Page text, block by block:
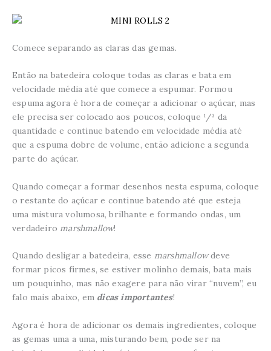
Comece separando as claras das gemas.
Então na batedeira coloque todas as claras e bata em
velocidade média até que comece a espumar. Formou
espuma agora é hora de começar a adicionar o açúcar, mas
ele precisa ser colocado aos poucos, coloque ¹/³ da
quantidade e continue batendo em velocidade média até
que a espuma dobre de volume, então adicione a segunda
parte do açúcar.
Quando começar a formar desenhos nesta espuma, coloque
o restante do açúcar e continue batendo até que esteja
uma mistura volumosa, brilhante e formando ondas, um
verdadeiro marshmallow!
Quando desligar a batedeira, esse marshmallowdeve
formar picos firmes, se estiver molinho demais, bata mais
um pouquinho, mas não exagere para não virar “nuvem”, eu
falo mais abaixo, em dicas importantes!
Agora é hora de adicionar os demais ingredientes, coloque
as gemas uma a uma, misturando bem, pode ser na